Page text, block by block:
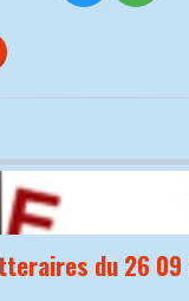
du 26